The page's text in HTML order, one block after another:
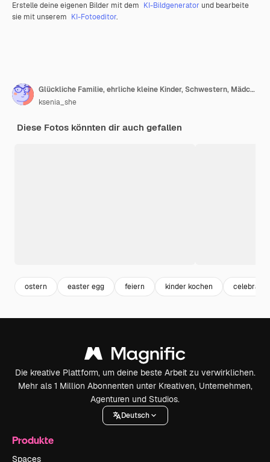
Erstelle deine eigenen Bilder mit dem KI-Bildgenerator und bearbeite
sie mit unserem KI-Fotoeditor.
Glückliche Familie, ehrliche kleine Kinder, Schwestern, Mädchen, zusammen haben Spaß bereit, Frühlings-Osterferien zu Hause in der Küche zu dekorieren, Tisch und Osterkuchen, Bäckerei, süße Glasur und Süßigkeiten zum Mittag- oder Abendessen
ksenia_she
Diese Fotos könnten dir auch gefallen
ostern easter egg feiern kinder kochen celebrate
Die kreative Plattform, um deine beste Arbeit zu verwirklichen.
Mehr als 1 Million Abonnenten unter Kreativen, Unternehmen,
Agenturen und Studios.
Deutsch
Produkte
Spaces